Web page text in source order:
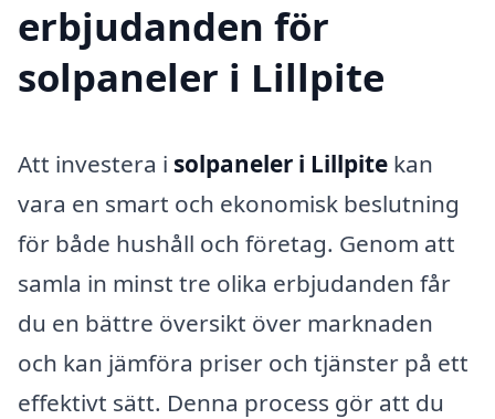
erbjudanden för
solpaneler i Lillpite
Att investera i solpaneler i Lillpite kan
vara en smart och ekonomisk beslutning
för både hushåll och företag. Genom att
samla in minst tre olika erbjudanden får
du en bättre översikt över marknaden
och kan jämföra priser och tjänster på ett
effektivt sätt. Denna process gör att du